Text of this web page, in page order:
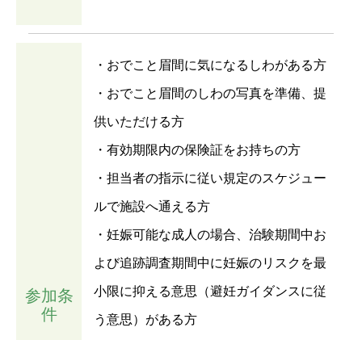
参加条
件
・おでこと眉間に気になるしわがある方
・おでこと眉間のしわの写真を準備、提
供いただける方
・有効期限内の保険証をお持ちの方
・担当者の指示に従い規定のスケジュー
ルで施設へ通える方
・妊娠可能な成人の場合、治験期間中お
よび追跡調査期間中に妊娠のリスクを最
小限に抑える意思（避妊ガイダンスに従
う意思）がある方